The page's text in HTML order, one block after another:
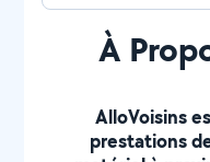
À
AlloVoisins
prestations